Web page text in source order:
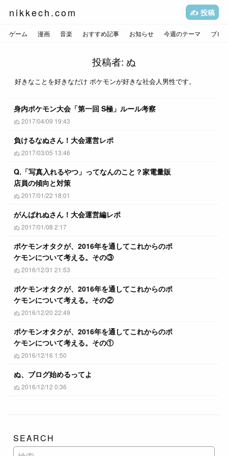
nikkech.com ✍️ 投稿
ゲーム 漫画 音楽 おすすめ記事 お知らせ 今週のテーマ ブロ
投稿者: ぬ
好きなことを好きなだけ ポケモンが好きな社会人男性です。
身内ポケモン大会「第一回 S極」ルール考察
ぬ 2017/04/09 19:43
負けるなぬさん！大会運営レポ
ぬ 2017/03/05 13:46
Q.「写真入れるやつ」ってなんのこと？家電量販
店員の傾向と対策
ぬ 2017/01/22 18:01
がんばれぬさん！大会運営編レポ
ぬ 2017/01/08 2:17
ポケモンオタクが、2016年を通してこれからのポ
ケモンについて考える。その③
ぬ 2016/12/31 21:53
ポケモンオタクが、2016年を通してこれからのポ
ケモンについて考える。その②
ぬ 2016/12/20 22:49
ポケモンオタクが、2016年を通してこれからのポ
ケモンについて考える。その①
ぬ 2016/12/16 1:50
ぬ、ブログ始めるってよ
ぬ 2016/12/12 0:36
SEARCH